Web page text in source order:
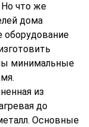
Но что же
дома
оборудование
минимальные
из
до
Основные